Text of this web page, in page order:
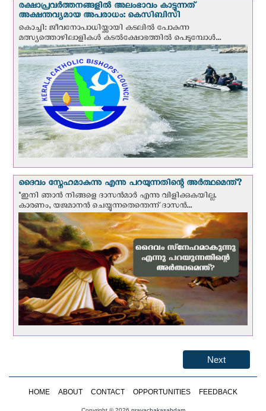
രക്ഷാപ്രവര്‍ത്തനങ്ങളില്‍ അലംഭാവം കാട്ടുന്നത്
അക്ഷന്തവ്യമായ അപരാധം: കെസിബിസി
കൊച്ചി: ജീവനോപാധിയ്ക്കായി കടലില്‍ പോകുന്ന
മത്സ്യത്തൊഴിലാളികള്‍ കടല്‍ക്ഷോഭത്തില്‍ പെടുമ്പോള്‍...
ദൈവം സ്നേഹമാകുന്നു എന്നു പറയുന്നതിന്റെ അർത്ഥമെന്ത്?
"ഇനി ഞാന്‍ നിങ്ങളെ ദാസന്‍മാര്‍ എന്നു വിളിക്കുകയില്ല.
കാരണം, യജമാനന്‍ ചെയ്യുന്നതെന്തെന്ന് ദാസന്‍...
Next
HOME ABOUT CONTACT OPPORTUNITIES FEEDBACK